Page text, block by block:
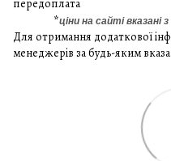
передоплата
*ціни на сайті вказані
Для отримання додаткової
менеджерів за будь-яким